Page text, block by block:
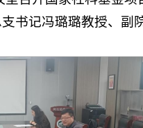
书记冯璐璐教授、副